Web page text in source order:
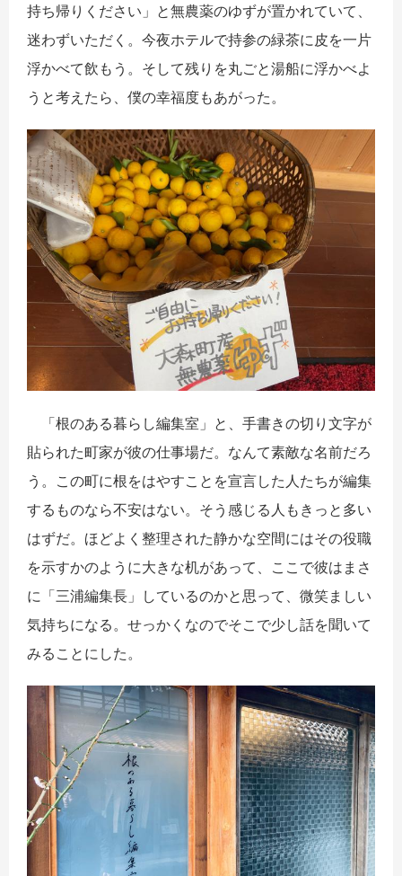
持ち帰りください」と無農薬のゆずが置かれていて、
迷わずいただく。今夜ホテルで持参の緑茶に皮を一片
浮かべて飲もう。そして残りを丸ごと湯船に浮かべよ
うと考えたら、僕の幸福度もあがった。
「根のある暮らし編集室」と、手書きの切り文字が
貼られた町家が彼の仕事場だ。なんて素敵な名前だろ
う。この町に根をはやすことを宣言した人たちが編集
するものなら不安はない。そう感じる人もきっと多い
はずだ。ほどよく整理された静かな空間にはその役職
を示すかのように大きな机があって、ここで彼はまさ
に「三浦編集長」しているのかと思って、微笑ましい
気持ちになる。せっかくなのでそこで少し話を聞いて
みることにした。